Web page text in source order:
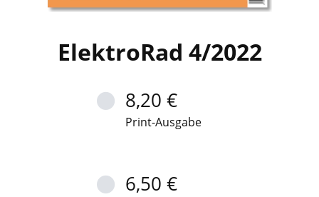
ElektroRad 4/2022
8,20 €
Print-Ausgabe
6,50 €